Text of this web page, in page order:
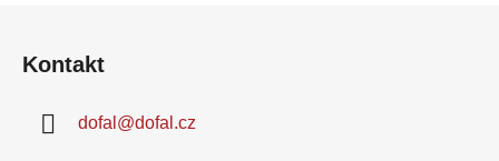
Kontakt
dofal @dofal.cz